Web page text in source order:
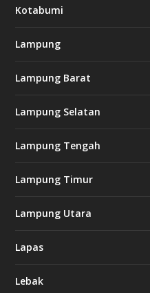
Kotabumi
Lampung
Lampung Barat
Lampung Selatan
Lampung Tengah
Lampung Timur
Lampung Utara
Lapas
Lebak